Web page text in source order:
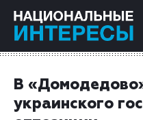
В
украинского